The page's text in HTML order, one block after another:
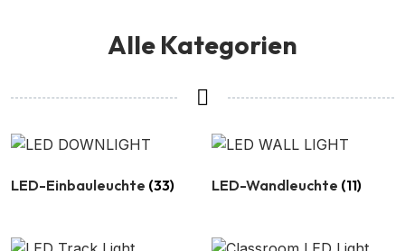
Alle Kategorien
LED-Einbauleuchte (33) LED-Wandleuchte (11)